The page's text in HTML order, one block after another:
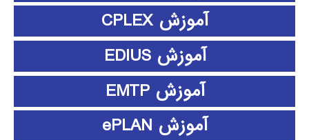
آموزش CPLEX
آموزش EDIUS
آموزش EMTP
آموزش ePLAN